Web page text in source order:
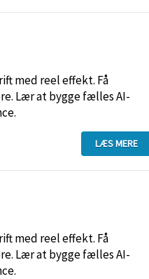
med reel effekt. Få
Lær at bygge fælles AI-
LÆS MERE
med reel effekt. Få
Lær at bygge fælles AI-